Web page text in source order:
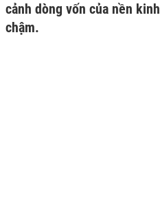
cảnh dòng vốn của nền
chậm.